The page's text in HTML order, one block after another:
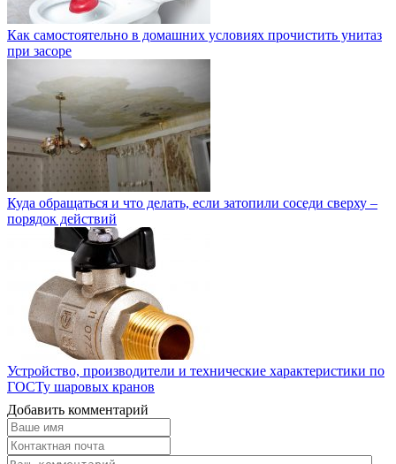
Как самостоятельно в домашних условиях прочистить унитаз
при засоре
Куда обращаться и что делать, если затопили соседи сверху –
порядок действий
Устройство, производители и технические характеристики по
ГОСТу шаровых кранов
Добавить комментарий